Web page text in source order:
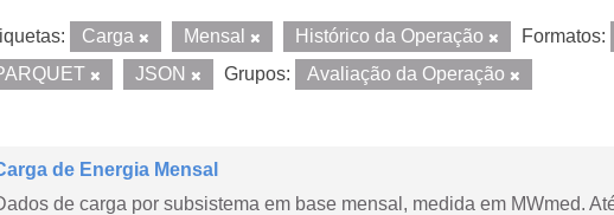
Carga Mensal Histórico da Operação Formatos:
JSON Grupos: Avaliação da Operação
de Energia Mensal
de carga por subsistema em base mensal, medida em MWmed.